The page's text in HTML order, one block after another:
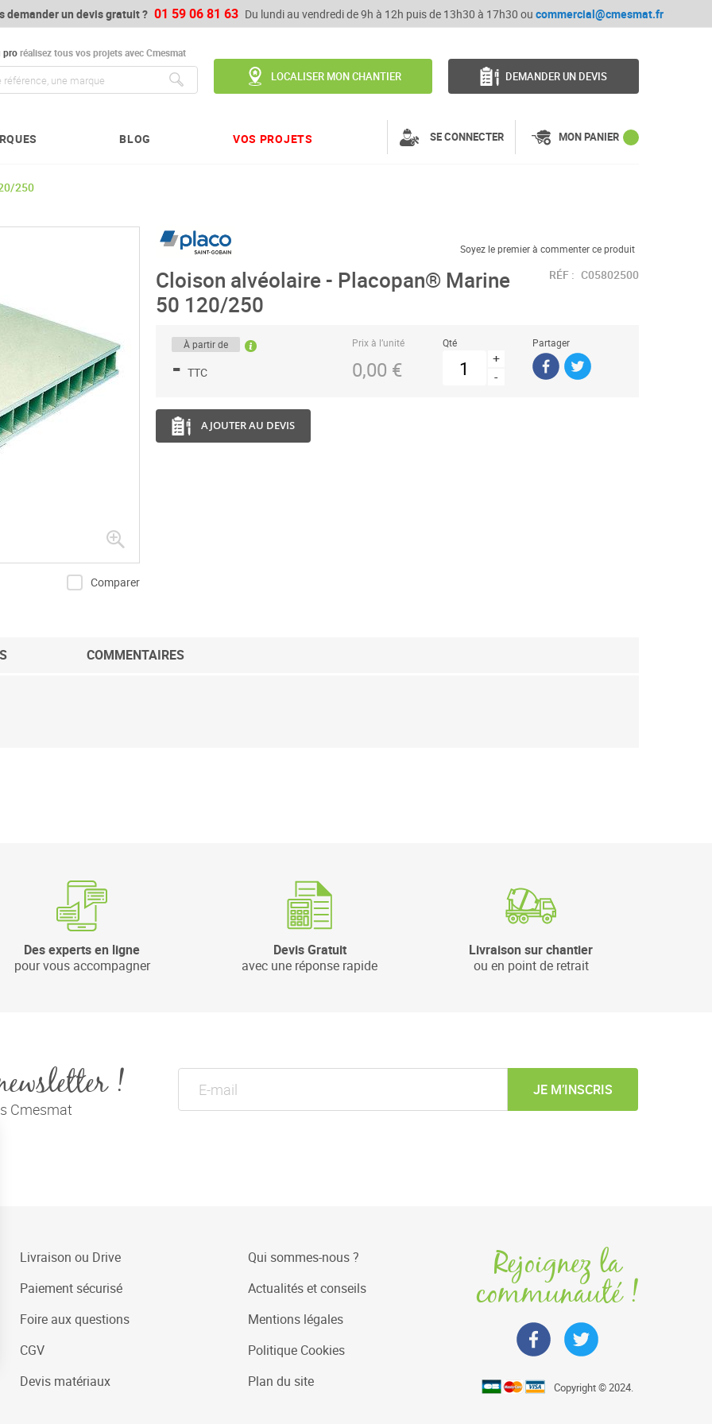
demander un devis gratuit ? 01 59 06 81 63 Du lundi au vendredi de 9h à 12h puis de 13h30 à 17h30 ou commercial@cmesmat.fr
proréalisez tous vos projets avec Cmesmat
LOCALISER MON CHANTIER DEMANDER UN DEVIS
BLOG VOS PROJETS SE CONNECTER MON PANIER
250
Comparer
Soyez le premier à commenter ce produit
Cloison alvéolaire - Placopan® Marine
50 120/250
RÉF : C05802500
À partir de
- TTC
Prix à l’unité
0,00 €
Qté
+
-
Partager
AJOUTER AU DEVIS
COMMENTAIRES
Des experts en ligne
pour vous accompagner
Devis Gratuit
avec une réponse rapide
Livraison sur chantier
ou en point de retrait
!
Cmesmat
JE M’INSCRIS
Livraison ou Drive
Paiement sécurisé
Foire aux questions
CGV
Devis matériaux
Qui sommes-nous ?
Actualités et conseils
Mentions légales
Politique Cookies
Plan du site
Rejoignez la
communauté !
Copyright © 2024.